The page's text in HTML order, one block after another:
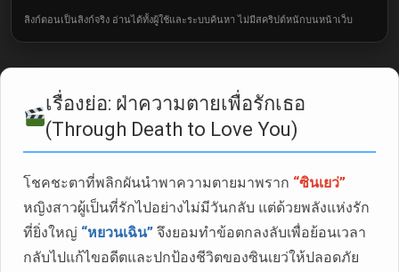
ลิงก์ตอนเป็นลิงก์จริง อ่านได้ทั้งผู้ใช้และระบบค้นหา ไม่มีสคริปต์หนักบนหน้าเว็บ
เรื่องย่อ: ฝ่าความตายเพื่อรักเธอ
(Through Death to Love You)
โชคชะตาที่พลิกผันนำพาความตายมาพราก “ซินเยว่”
หญิงสาวผู้เป็นที่รักไปอย่างไม่มีวันกลับ แต่ด้วยพลังแห่งรัก
ที่ยิ่งใหญ่ “หยวนเฉิน” จึงยอมทำข้อตกลงลับเพื่อย้อนเวลา
กลับไปแก้ไขอดีตและปกป้องชีวิตของซินเยว่ให้ปลอดภัย